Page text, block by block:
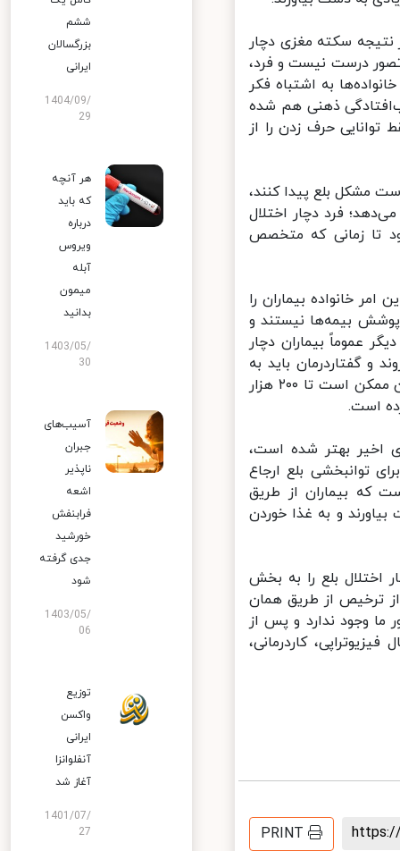
سکته مغزی دچار
درست نیست و فرد،
به اشتباه فکر
ذهنی هم شده
حرف زدن را از
مشکل بلع پیدا کنند،
فرد دچار اختلال
تا زمانی که متخصص
خانواده بیماران را
بیمه‌ها نیستند و
از سوی دیگر عموماً بیماران دچار
گفتاردرمان باید به
خانه بیمار برود و الان هزینه هر جلسه گفتاردرمانی در خانه برای این بیماران ممکن است تا ۲۰۰ هزار
است.
بهتر شده است،
توانبخشی بلع ارجاع
که بیماران از طریق
خود را به دست بیاورند و به غذا خوردن
بلع را به بخش
ترخیص از طریق همان
وجود ندارد و پس از
کاردرمانی،
PRINT
ششم
بزرگسالان
ایرانی
1404/09/
29
هر آنچه
که باید
درباره
ویروس
آبله
میمون
بدانید
1403/05/
30
آسیب‌های
جبران
ناپذیر
اشعه
فرابنفش
خورشید
جدی گرفته
شود
1403/05/
06
توزیع
واکسن
ایرانی
آنفلوانزا
آغاز شد
1401/07/
27